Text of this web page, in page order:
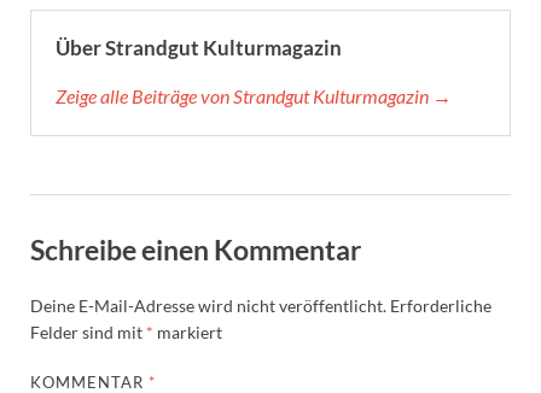
Über Strandgut Kulturmagazin
Zeige alle Beiträge von Strandgut Kulturmagazin →
Schreibe einen Kommentar
Deine E-Mail-Adresse wird nicht veröffentlicht. Erforderliche
Felder sind mit * markiert
KOMMENTAR *